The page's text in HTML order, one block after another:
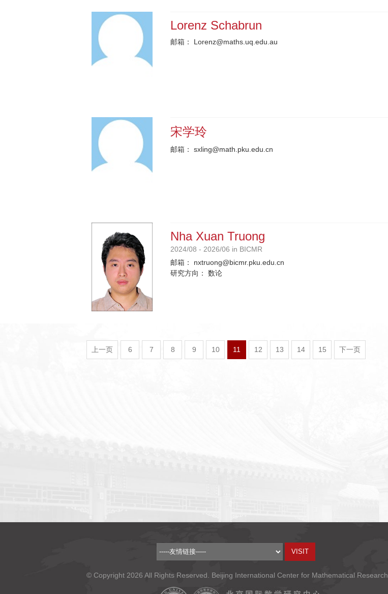
Lorenz Schabrun
邮箱： Lorenz@maths.uq.edu.au
宋学玲
邮箱： sxling@math.pku.edu.cn
Nha Xuan Truong
2024/08 - 2026/06 in BICMR
邮箱：
nxtruong@bicmr.pku.edu.cn
研究方向：
数论
上一页 6 7 8 9 10 11 12 13 14 15 下一页
© Copyright 2026 All Rights Reserved. Beijing International Center for Mathematical Research.